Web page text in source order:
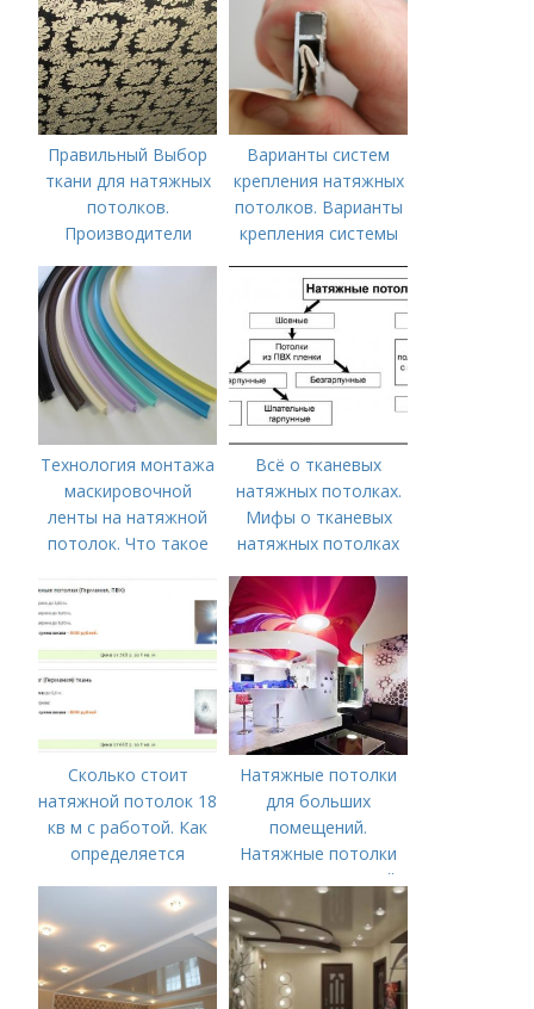
Правильный Выбор
ткани для натяжных
потолков.
Производители
потолков
Варианты систем
крепления натяжных
потолков. Варианты
крепления системы
Технология монтажа
маскировочной
ленты на натяжной
потолок. Что такое
для натяжного
Всё о тканевых
натяжных потолках.
Мифы о тканевых
натяжных потолках
Сколько стоит
натяжной потолок 18
кв м с работой. Как
определяется
Натяжные потолки
для больших
помещений.
Натяжные потолки
для зала: красивый
дизайн гостиной